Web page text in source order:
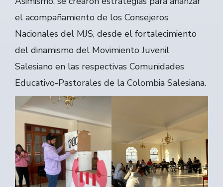
el acompañamiento de los Consejeros
Nacionales del MJS, desde el fortalecimiento
del dinamismo del Movimiento Juvenil
Salesiano en las respectivas Comunidades
Educativo-Pastorales de la Colombia Salesiana.